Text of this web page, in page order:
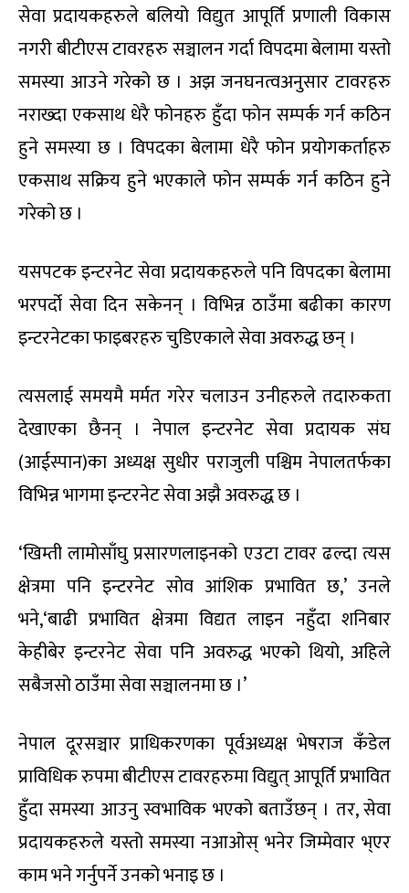
सेवा प्रदायकहरुले बलियो विद्युत आपूर्ति प्रणाली विकास
नगरी बीटीएस टावरहरु सञ्चालन गर्दा विपदमा बेलामा यस्तो
समस्या आउने गरेको छ । अझ जनघनत्वअनुसार टावरहरु
नराख्दा एकसाथ धेरै फोनहरु हुँदा फोन सम्पर्क गर्न कठिन
हुने समस्या छ । विपदका बेलामा धेरै फोन प्रयोगकर्ताहरु
एकसाथ सक्रिय हुने भएकाले फोन सम्पर्क गर्न कठिन हुने
गरेको छ ।
यसपटक इन्टरनेट सेवा प्रदायकहरुले पनि विपदका बेलामा
भरपर्दो सेवा दिन सकेनन् । विभिन्न ठाउँमा बढीका कारण
इन्टरनेटका फाइबरहरु चुडिएकाले सेवा अवरुद्ध छन् ।
त्यसलाई समयमै मर्मत गरेर चलाउन उनीहरुले तदारुकता
देखाएका छैनन् । नेपाल इन्टरनेट सेवा प्रदायक संघ
(आईस्पान)का अध्यक्ष सुधीर पराजुली पश्चिम नेपालतर्फका
विभिन्न भागमा इन्टरनेट सेवा अझै अवरुद्ध छ ।
‘खिम्ती लामोसाँघु प्रसारणलाइनको एउटा टावर ढल्दा त्यस
क्षेत्रमा पनि इन्टरनेट सोव आंशिक प्रभावित छ,’ उनले
भने,‘बाढी प्रभावित क्षेत्रमा विद्यत लाइन नहुँदा शनिबार
केहीबेर इन्टरनेट सेवा पनि अवरुद्ध भएको थियो, अहिले
सबैजसो ठाउँमा सेवा सञ्चालनमा छ ।’
नेपाल दूरसञ्चार प्राधिकरणका पूर्वअध्यक्ष भेषराज कँडेल
प्राविधिक रुपमा बीटीएस टावरहरुमा विद्युत् आपूर्ति प्रभावित
हुँदा समस्या आउनु स्वभाविक भएको बताउँछन् । तर, सेवा
प्रदायकहरुले यस्तो समस्या नआओस् भनेर जिम्मेवार भ्एर
काम भने गर्नुपर्ने उनको भनाइ छ ।